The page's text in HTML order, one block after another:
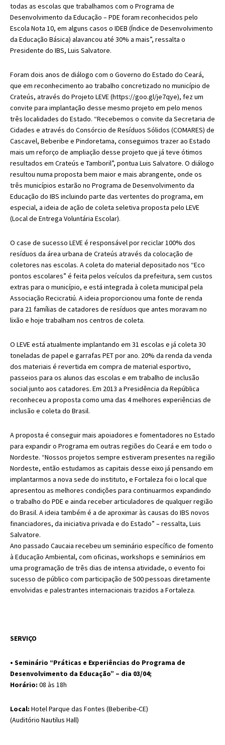
todas as escolas que trabalhamos com o Programa de
Desenvolvimento da Educação – PDE foram reconhecidos pelo
Escola Nota 10, em alguns casos o IDEB (Índice de Desenvolvimento
da Educação Básica) alavancou até 30% a mais”, ressalta o
Presidente do IBS, Luis Salvatore.
Foram dois anos de diálogo com o Governo do Estado do Ceará,
que em reconhecimento ao trabalho concretizado no município de
Crateús, através do Projeto LEVE (https://goo.gl/je7qye), fez um
convite para implantação desse mesmo projeto em pelo menos
três localidades do Estado. “Recebemos o convite da Secretaria de
Cidades e através do Consórcio de Resíduos Sólidos (COMARES) de
Cascavel, Beberibe e Pindoretama, conseguimos trazer ao Estado
mais um reforço de ampliação desse projeto que já teve ótimos
resultados em Crateús e Tamboril”, pontua Luis Salvatore. O diálogo
resultou numa proposta bem maior e mais abrangente, onde os
três municípios estarão no Programa de Desenvolvimento da
Educação do IBS incluindo parte das vertentes do programa, em
especial, a ideia de ação de coleta seletiva proposta pelo LEVE
(Local de Entrega Voluntária Escolar).
O case de sucesso LEVE é responsável por reciclar 100% dos
resíduos da área urbana de Crateús através da colocação de
coletores nas escolas. A coleta do material depositado nos “Eco
pontos escolares” é feita pelos veículos da prefeitura, sem custos
extras para o município, e está integrada à coleta municipal pela
Associação Recicratiú. A ideia proporcionou uma fonte de renda
para 21 famílias de catadores de resíduos que antes moravam no
lixão e hoje trabalham nos centros de coleta.
O LEVE está atualmente implantando em 31 escolas e já coleta 30
toneladas de papel e garrafas PET por ano. 20% da renda da venda
dos materiais é revertida em compra de material esportivo,
passeios para os alunos das escolas e em trabalho de inclusão
social junto aos catadores. Em 2013 a Presidência da República
reconheceu a proposta como uma das 4 melhores experiências de
inclusão e coleta do Brasil.
A proposta é conseguir mais apoiadores e fomentadores no Estado
para expandir o Programa em outras regiões do Ceará e em todo o
Nordeste. “Nossos projetos sempre estiveram presentes na região
Nordeste, então estudamos as capitais desse eixo já pensando em
implantarmos a nova sede do instituto, e Fortaleza foi o local que
apresentou as melhores condições para continuarmos expandindo
o trabalho do PDE e ainda receber articuladores de qualquer região
do Brasil. A ideia também é a de aproximar às causas do IBS novos
financiadores, da iniciativa privada e do Estado” – ressalta, Luis
Salvatore.
Ano passado Caucaia recebeu um seminário específico de fomento
à Educação Ambiental, com oficinas, workshops e seminários em
uma programação de três dias de intensa atividade, o evento foi
sucesso de público com participação de 500 pessoas diretamente
envolvidas e palestrantes internacionais trazidos a Fortaleza.
SERVIÇO
• Seminário “Práticas e Experiências do Programa de
Desenvolvimento da Educação” – dia 03/04;
Horário: 08 às 18h
Local: Hotel Parque das Fontes (Beberibe-CE)
(Auditório Nautilus Hall)